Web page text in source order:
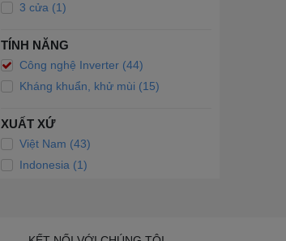
3 cửa (1)
TÍNH NĂNG
Công nghệ Inverter (44)
Kháng khuẩn, khử mùi (15)
XUẤT XỨ
Việt Nam (43)
Indonesia (1)